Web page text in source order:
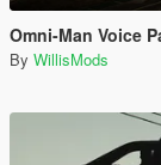
Omni-Man Voice
By WillisMods